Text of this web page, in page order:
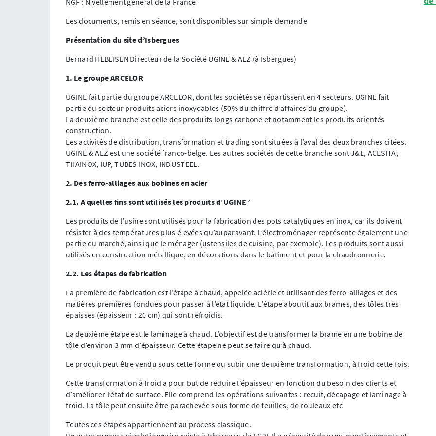
Les documents, remis en séance, sont disponibles sur simple demande
Présentation du site d’Isbergues
Bernard HEBEISEN Directeur de la Société UGINE & ALZ (à Isbergues)
1. Le groupe ARCELOR
UGINE fait partie du groupe ARCELOR, dont les sociétés se répartissent en 4 secteurs. UGINE fait
partie du secteur produits aciers inoxydables (50% du chiffre d’affaires du groupe).
La deuxième branche est celle des produits longs carbone et notamment les produits orientés
construction.
Les activités de distribution, transformation et trading sont situées à l’aval des deux branches citées.
UGINE & ALZ est une société franco-belge. Les autres sociétés de cette branche sont J&L, ACESITA,
THAINOX, IUP, TUBES INOX, INDUSTEEL.
2. Des ferro-alliages aux bobines en acier
2.1. A quelles fins sont utilisés les produits d’UGINE ’
Les produits de l’usine sont utilisés pour la fabrication des pots catalytiques en inox, car ils doivent
résister à des températures plus élevées qu’auparavant. L’électroménager représente également une
partie du marché, ainsi que le ménager (ustensiles de cuisine, par exemple). Les produits sont aussi
utilisés en construction métallique, en décorations dans le bâtiment et pour la chaudronnerie.
2.2. Les étapes de fabrication
La première de fabrication est l’étape à chaud, appelée aciérie et utilisant des ferro-alliages et des
matières premières fondues pour passer à l’état liquide. L’étape aboutit aux brames, des tôles très
épaisses (épaisseur : 20 cm) qui sont refroidis.
La deuxième étape est le laminage à chaud. L’objectif est de transformer la brame en une bobine de
tôle d’environ 3 mm d’épaisseur. Cette étape ne peut se faire qu’à chaud.
Le produit peut être vendu sous cette forme ou subir une deuxième transformation, à froid cette fois.
Cette transformation à froid a pour but de réduire l’épaisseur en fonction du besoin des clients et
d’améliorer l’état de surface. Elle comprend les opérations suivantes : recuit, décapage et laminage à
froid. La tôle peut ensuite être parachevée sous forme de feuilles, de rouleaux etc
Toutes ces étapes appartiennent au process classique.